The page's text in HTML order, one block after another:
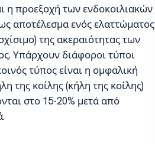
η προεξοχή των ενδοκοιλιακών
αποτέλεσμα ενός ελαττώματος
της ακεραιότητας των
Υπάρχουν διάφοροι τύποι
τύπος είναι η ομφαλική
της κοίλης (κήλη της κοίλης)
στο 15-20% μετά από